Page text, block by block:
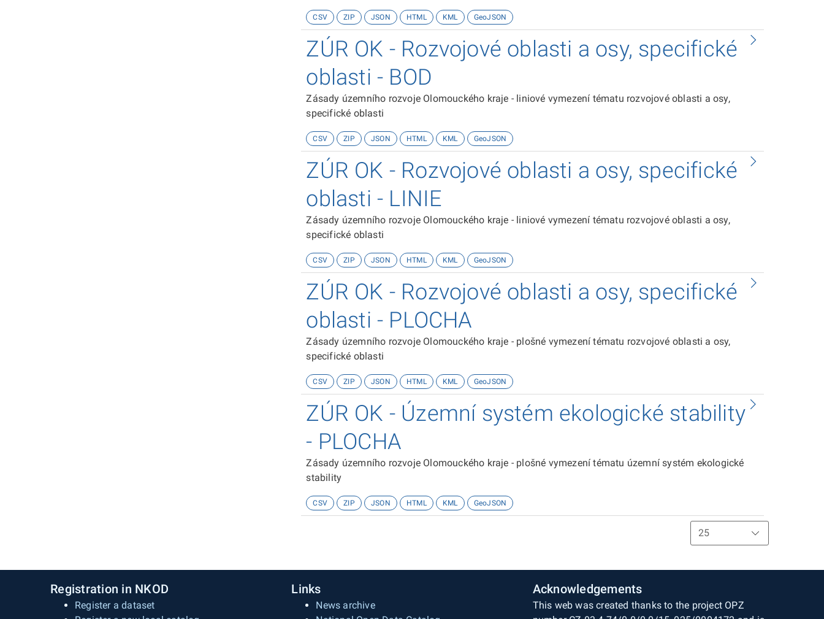
CSV ZIP JSON HTML KML GeoJSON
ZÚR OK - Rozvojové oblasti a osy, specifické
oblasti - BOD
Zásady územního rozvoje Olomouckého kraje - liniové vymezení tématu rozvojové oblasti a osy,
specifické oblasti
CSV ZIP JSON HTML KML GeoJSON
ZÚR OK - Rozvojové oblasti a osy, specifické
oblasti - LINIE
Zásady územního rozvoje Olomouckého kraje - liniové vymezení tématu rozvojové oblasti a osy,
specifické oblasti
CSV ZIP JSON HTML KML GeoJSON
ZÚR OK - Rozvojové oblasti a osy, specifické
oblasti - PLOCHA
Zásady územního rozvoje Olomouckého kraje - plošné vymezení tématu rozvojové oblasti a osy,
specifické oblasti
CSV ZIP JSON HTML KML GeoJSON
ZÚR OK - Územní systém ekologické stability
- PLOCHA
Zásady územního rozvoje Olomouckého kraje - plošné vymezení tématu územní systém ekologické
stability
CSV ZIP JSON HTML KML GeoJSON
Registration in NKOD
Register a dataset
Links
News archive
Acknowledgements
This web was created thanks to the project OPZ